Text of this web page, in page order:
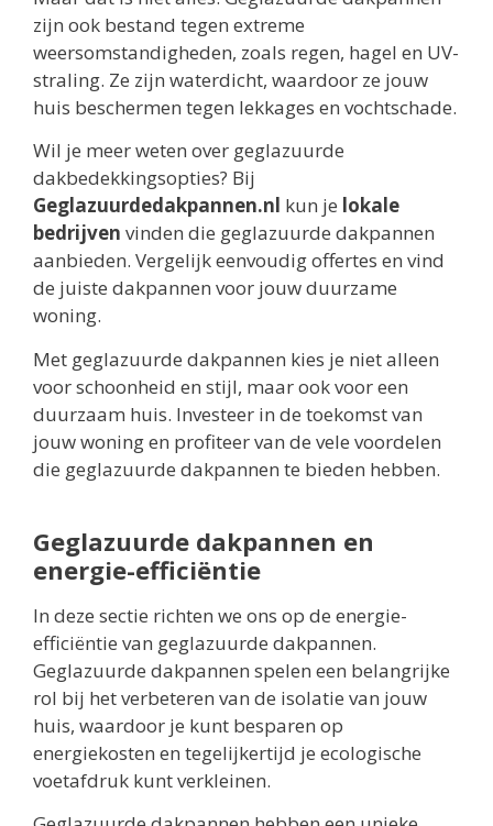
zijn ook bestand tegen extreme
weersomstandigheden, zoals regen, hagel en UV-
straling. Ze zijn waterdicht, waardoor ze jouw
huis beschermen tegen lekkages en vochtschade.
Wil je meer weten over geglazuurde
dakbedekkingsopties? Bij
Geglazuurdedakpannen.nl kun je lokale
bedrijven vinden die geglazuurde dakpannen
aanbieden. Vergelijk eenvoudig offertes en vind
de juiste dakpannen voor jouw duurzame
woning.
Met geglazuurde dakpannen kies je niet alleen
voor schoonheid en stijl, maar ook voor een
duurzaam huis. Investeer in de toekomst van
jouw woning en profiteer van de vele voordelen
die geglazuurde dakpannen te bieden hebben.
Geglazuurde dakpannen en
energie-efficiëntie
In deze sectie richten we ons op de energie-
efficiëntie van geglazuurde dakpannen.
Geglazuurde dakpannen spelen een belangrijke
rol bij het verbeteren van de isolatie van jouw
huis, waardoor je kunt besparen op
energiekosten en tegelijkertijd je ecologische
voetafdruk kunt verkleinen.